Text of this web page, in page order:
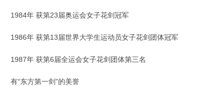
1984年 获第23届奥运会女子花剑冠军
1986年 获第13届世界大学生运动员女子花剑团体冠军
1987年 获第6届全运会女子花剑团体第三名
有“东方第一剑”的美誉